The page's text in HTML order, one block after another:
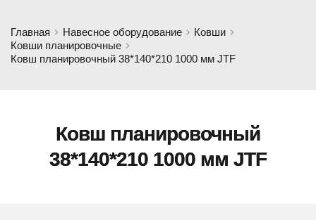
Главная Навесное оборудование
Ковши
Ковши планировочные
Ковш планировочный 38*140*210 1000 мм JTF
Ковш планировочный
38*140*210 1000 мм JTF